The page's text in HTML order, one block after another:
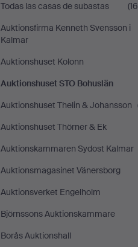
Bohuslän
Todas las casas de subastas
Auktionsfirma Kenneth Svensson i
Kalmar
Auktionshuset Kolonn
Auktionshuset STO Bohuslän
Auktionshuset Thelin & Johansson
Auktionshuset Thörner & Ek
Auktionskammaren Sydost Kalmar
Auktionsmagasinet Vänersborg
Auktionsverket Engelholm
Björnssons Auktionskammare
Borås Auktionshall